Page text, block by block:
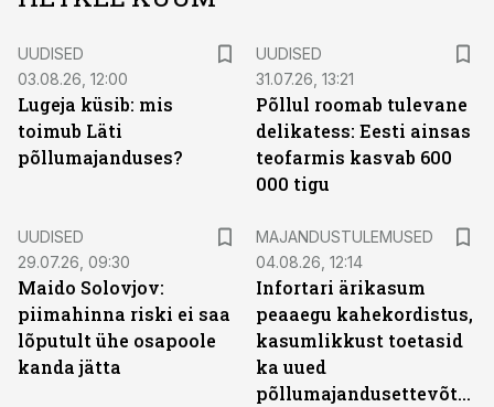
UUDISED
03.08.26, 12:00
Lugeja küsib: mis
toimub Läti
põllumajanduses?
UUDISED
31.07.26, 13:21
Põllul roomab tulevane
delikatess: Eesti ainsas
teofarmis kasvab 600
000 tigu
UUDISED
29.07.26, 09:30
Maido Solovjov:
piimahinna riski ei saa
lõputult ühe osapoole
kanda jätta
MAJANDUSTULEMUSED
04.08.26, 12:14
Infortari ärikasum
peaaegu kahekordistus,
kasumlikkust toetasid
ka uued
põllumajandusettevõtted